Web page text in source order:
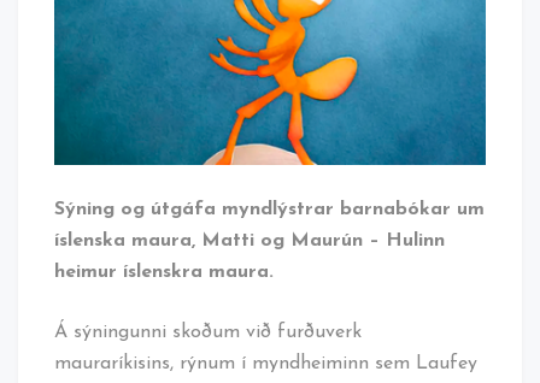
maura
Sýning og útgáfa myndlýstrar barnabókar um
íslenska maura, Matti og Maurún – Hulinn
heimur íslenskra maura.
Á sýningunni skoðum við furðuverk
mauraríkisins, rýnum í myndheiminn sem Laufey